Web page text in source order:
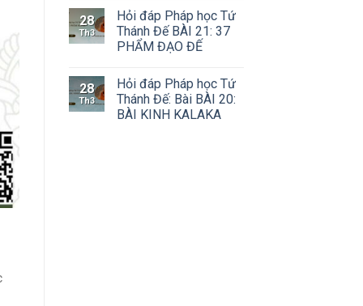
28
Th3
Hỏi đáp Pháp học Tứ
Thánh Đế BÀI 21: 37
PHẨM ĐẠO ĐẾ
28
Th3
Hỏi đáp Pháp học Tứ
Thánh Đế: Bài BÀI 20:
BÀI KINH KALAKA